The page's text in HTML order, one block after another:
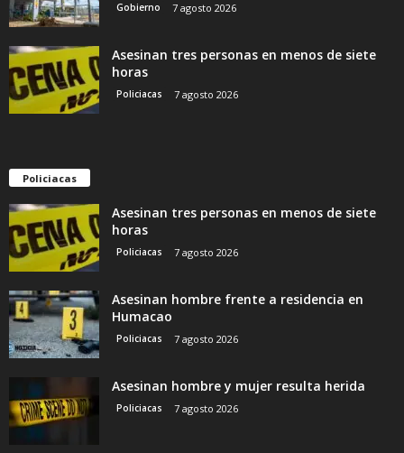
Gobierno 7 agosto 2026
Asesinan tres personas en menos de siete
horas
Policiacas 7 agosto 2026
Policiacas
Asesinan tres personas en menos de siete
horas
Policiacas 7 agosto 2026
Asesinan hombre frente a residencia en
Humacao
Policiacas 7 agosto 2026
Asesinan hombre y mujer resulta herida
Policiacas 7 agosto 2026